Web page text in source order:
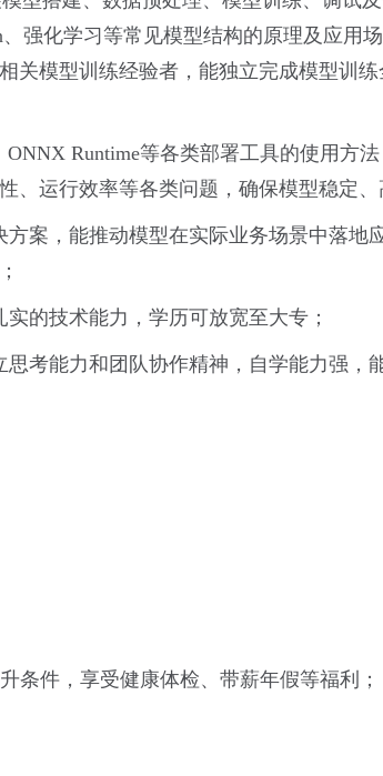
强化学习等常见模型结构的原理及应用
关模型训练经验者，能独立完成模型训
Runtime等各类部署工具的使用方
运行效率等各类问题，确保模型稳定、
案，能推动模型在实际业务场景中落地
的技术能力，学历可放宽至大专；
考能力和团队协作精神，自学能力强，
条件，享受健康体检、带薪年假等福利；